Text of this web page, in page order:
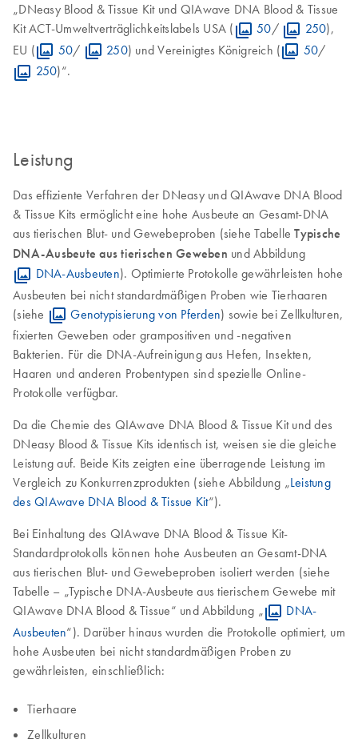
„DNeasy Blood & Tissue Kit und QIAwave DNA Blood & Tissue
Kit ACT-Umweltverträglichkeitslabels USA (
50/ 250),
EU (
50/ 250) und Vereinigtes Königreich ( 50/
250)“.
Leistung
Das effiziente Verfahren der DNeasy und QIAwave DNA Blood
& Tissue Kits ermöglicht eine hohe Ausbeute an Gesamt-DNA
aus tierischen Blut- und Gewebeproben (siehe TabelleTypische
DNA-Ausbeute aus tierischen Geweben und Abbildung
DNA-Ausbeuten). Optimierte Protokolle gewährleisten hohe
Ausbeuten bei nicht standardmäßigen Proben wie Tierhaaren
(siehe
Genotypisierung von Pferden) sowie bei Zellkulturen,
fixierten Geweben oder grampositiven und -negativen
Bakterien. Für die DNA-Aufreinigung aus Hefen, Insekten,
Haaren und anderen Probentypen sind spezielle Online-
Protokolle verfügbar.
Da die Chemie des QIAwave DNA Blood & Tissue Kit und des
DNeasy Blood & Tissue Kits identisch ist, weisen sie die gleiche
Leistung auf. Beide Kits zeigten eine überragende Leistung im
Vergleich zu Konkurrenzprodukten (siehe Abbildung „Leistung
des QIAwave DNA Blood & Tissue Kit“).
Bei Einhaltung des QIAwave DNA Blood & Tissue Kit-
Standardprotokolls können hohe Ausbeuten an Gesamt-DNA
aus tierischen Blut- und Gewebeproben isoliert werden (siehe
Tabelle – „Typische DNA-Ausbeute aus tierischem Gewebe mit
QIAwave DNA Blood & Tissue“ und Abbildung „
DNA-
Ausbeuten“). Darüber hinaus wurden die Protokolle optimiert, um
hohe Ausbeuten bei nicht standardmäßigen Proben zu
gewährleisten, einschließlich:
Tierhaare
Zellkulturen